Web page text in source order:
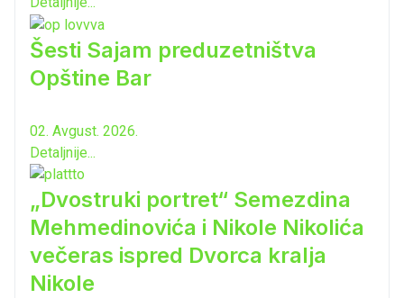
Šesti Sajam preduzetništva
Opštine Bar
02. Avgust. 2026.
Detaljnije...
„Dvostruki portret“ Semezdina
Mehmedinovića i Nikole Nikolića
večeras ispred Dvorca kralja
Nikole